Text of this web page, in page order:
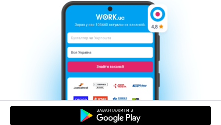
Контакти Про нас
Кар’єра
Допомога Умови використання